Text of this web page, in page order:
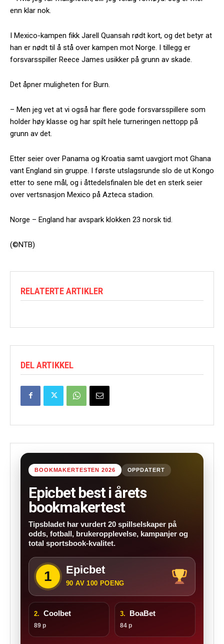
enn klar nok.
I Mexico-kampen fikk Jarell Quansah rødt kort, og det betyr at
han er nødt til å stå over kampen mot Norge. I tillegg er
forsvarsspiller Reece James usikker på grunn av skade.
Det åpner muligheten for Burn.
– Men jeg vet at vi også har flere gode forsvarsspillere som
holder høy klasse og har spilt hele turneringen nettopp på
grunn av det.
Etter seier over Panama og Kroatia samt uavgjort mot Ghana
vant England sin gruppe. I første utslagsrunde slo de ut Kongo
etter to sene mål, og i åttedelsfinalen ble det en sterk seier
over vertsnasjon Mexico på Azteca stadion.
Norge – England har avspark klokken 23 norsk tid.
(©NTB)
RELATERTE ARTIKLER
DEL ARTIKKEL
BOOKMAKERTESTEN 2026 OPPDATERT
Epicbet best i årets
bookmakertest
Tipsbladet har vurdert 20 spillselskaper på
odds, fotball, brukeropplevelse, kampanjer og
total sportsbook-kvalitet.
1 Epicbet
90 AV 100 POENG
2. Coolbet
89 p
3. BoaBet
84 p